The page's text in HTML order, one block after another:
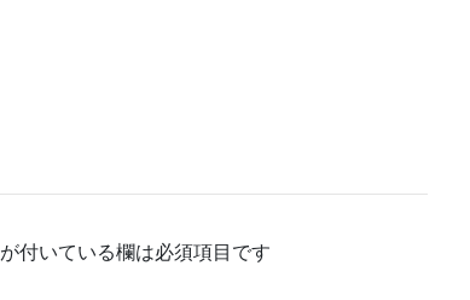
が付いている欄は必須項目です